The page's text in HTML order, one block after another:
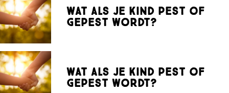
Wat als je kind pest of
gepest wordt?
Wat als je kind pest of
gepest wordt?